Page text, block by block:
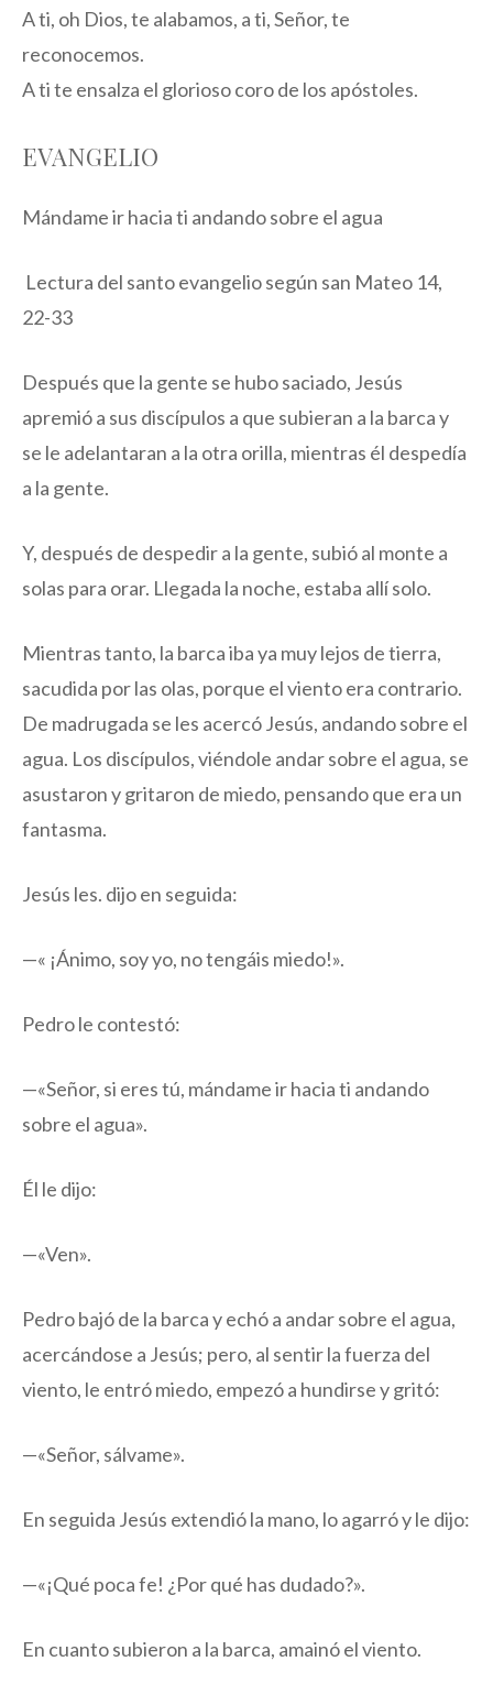
A ti, oh Dios, te alabamos, a ti, Señor, te
reconocemos.
A ti te ensalza el glorioso coro de los apóstoles.
EVANGELIO
Mándame ir hacia ti andando sobre el agua
Lectura del santo evangelio según san Mateo 14,
22-33
Después que la gente se hubo saciado, Jesús
apremió a sus discípulos a que subieran a la barca y
se le adelantaran a la otra orilla, mientras él despedía
a la gente.
Y, después de despedir a la gente, subió al monte a
solas para orar. Llegada la noche, estaba allí solo.
Mientras tanto, la barca iba ya muy lejos de tierra,
sacudida por las olas, porque el viento era contrario.
De madrugada se les acercó Jesús, andando sobre el
agua. Los discípulos, viéndole andar sobre el agua, se
asustaron y gritaron de miedo, pensando que era un
fantasma.
Jesús les. dijo en seguida:
—« ¡Ánimo, soy yo, no tengáis miedo!».
Pedro le contestó:
—«Señor, si eres tú, mándame ir hacia ti andando
sobre el agua».
Él le dijo:
—«Ven».
Pedro bajó de la barca y echó a andar sobre el agua,
acercándose a Jesús; pero, al sentir la fuerza del
viento, le entró miedo, empezó a hundirse y gritó:
—«Señor, sálvame».
En seguida Jesús extendió la mano, lo agarró y le dijo:
—«¡Qué poca fe! ¿Por qué has dudado?».
En cuanto subieron a la barca, amainó el viento.